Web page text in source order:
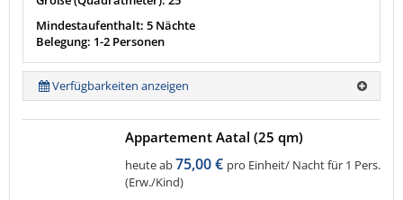
Mindestaufenthalt: 5 Nächte
Belegung: 1-2 Personen
Verfügbarkeiten anzeigen
Appartement Aatal (25 qm)
heute ab75,00 € pro Einheit/ Nacht für 1 Pers.
(Erw./Kind)